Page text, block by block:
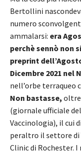
Bertollini
numero
ammalarsi: era
perchè sennò non
preprint
Dicembre 2021 nel
nell’orbe terraqueo
Non bastasse, oltre
(giornale ufficiale
Vaccinologia), il cui
peraltro il settore di
Clinic di Rochester.